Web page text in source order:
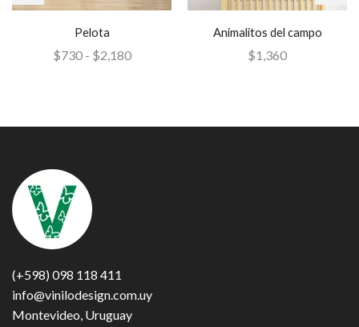
Pelota
$730 - $2,180
Animalitos del campo
$1,360
(+598) 098 118 411
info@vinilodesign.com.uy
Montevideo, Uruguay